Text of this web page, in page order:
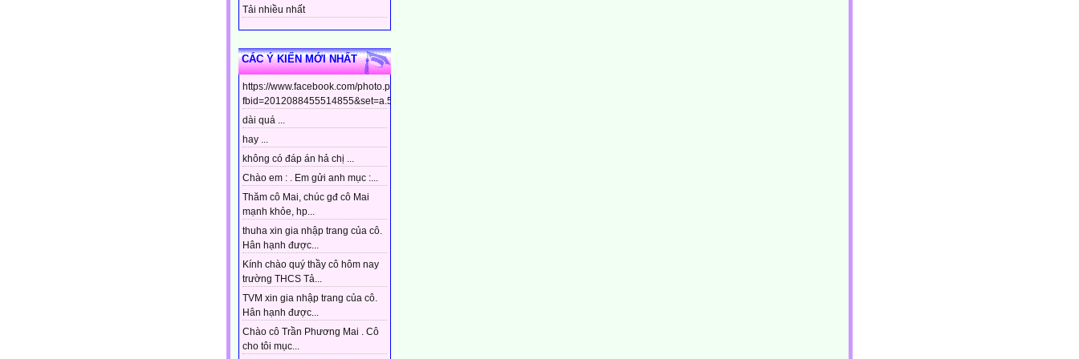
Tải nhiều nhất
CÁC Ý KIẾN MỚI NHẤT
https://www.facebook.com/photo.php?
fbid=2012088455514855&set=a.544799448910437&type=3&theater...
dài quá ...
hay ...
không có đáp án hả chị ...
Chào em : . Em gửi anh mục :...
Thăm cô Mai, chúc gđ cô Mai
mạnh khỏe, hp...
thuha xin gia nhập trang của cô.
Hân hạnh được...
Kính chào quý thầy cô hôm nay
trường THCS Tả...
TVM xin gia nhập trang của cô.
Hân hạnh được...
Chào cô Trần Phương Mai . Cô
cho tôi mục...